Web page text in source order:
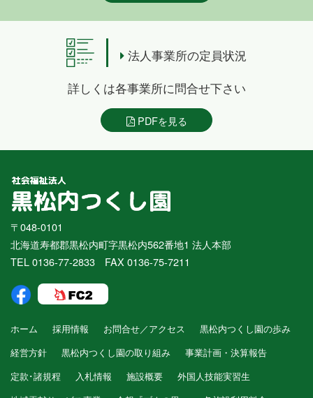
法人事業所の定員状況
詳しくは各事業所に問合せ下さい
PDFを見る
〒048-0101
北海道寿都郡黒松内町字黒松内562番地1 法人本部
TEL 0136-77-2833 FAX 0136-75-7211
ホーム 採用情報 お問合せ／アクセス
黒松内つくし園の歩み
経営方針
黒松内つくし園の取り組み
事業計画・決算報告
定款･諸規程
入札情報 施設概要
外国人技能実習生